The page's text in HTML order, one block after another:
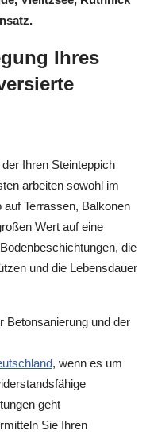
Ihres
Ihren Steinteppich
arbeiten sowohl im
Terrassen, Balkonen
Wert auf eine
die
und die Lebensdauer
Betonsanierung und der
, wenn es um
geht
Sie Ihren